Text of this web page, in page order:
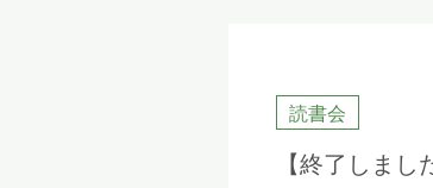
読書会
【終了しま